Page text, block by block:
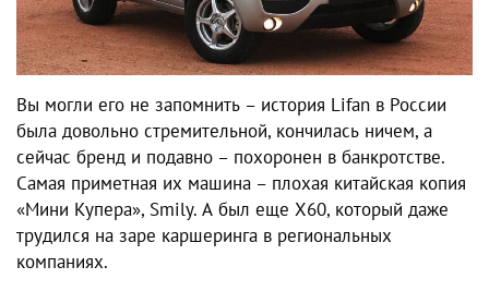
Вы могли его не запомнить – история Lifan в России
была довольно стремительной, кончилась ничем, а
сейчас бренд и подавно – похоронен в банкротстве.
Самая приметная их машина – плохая китайская копия
«Мини Купера», Smily. А был еще X60, который даже
трудился на заре каршеринга в региональных
компаниях.